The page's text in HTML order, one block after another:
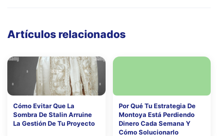
Artículos relacionados
Cómo Evitar Que La
Sombra De Stalin Arruine
La Gestión De Tu Proyecto
Por Qué Tu Estrategia De
Montoya Está Perdiendo
Dinero Cada Semana Y
Cómo Solucionarlo